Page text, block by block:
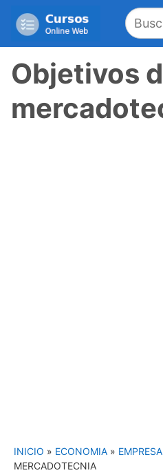
Objetivos
INICIO » ECONOMIA » EMPRESA
MERCADOTECNIA